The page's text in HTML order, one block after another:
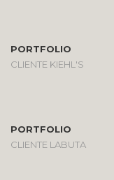
PORTFOLIO
CLIENTE KIEHL'S
PORTFOLIO
CLIENTE LABUTA